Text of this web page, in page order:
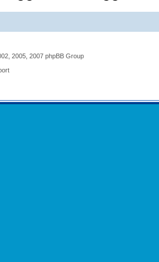
2005, 2007 phpBB Group